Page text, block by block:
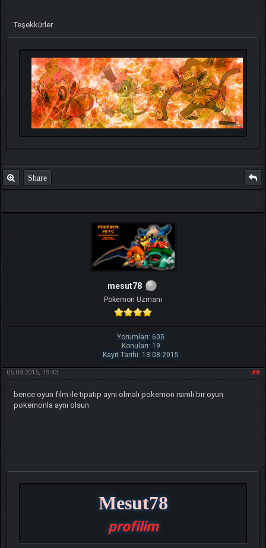
Teşekkürler
Share
mesut78
Pokemon Uzmanı
Yorumları: 605
Konuları: 19
Kayıt Tarihi: 13.08.2015
#8
05.09.2015, 19:43
bence oyun film ile tıpatıp aynı olmalı pokemon isimli bir oyun
pokemonla aynı olsun
Mesut78
profilim